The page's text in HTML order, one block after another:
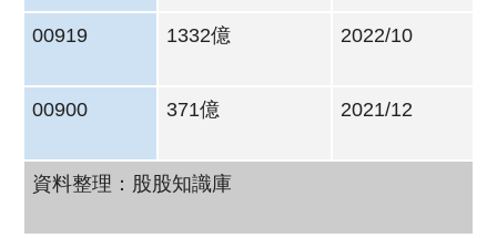
00919 1332億 2022/10
00900 371億 2021/12
資料整理：股股知識庫